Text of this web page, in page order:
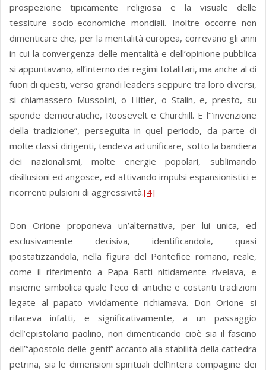
prospezione tipicamente religiosa e la visuale delle
tessiture socio-economiche mondiali. Inoltre occorre non
dimenticare che, per la mentalità europea, correvano gli anni
in cui la convergenza delle mentalità e dell’opinione pubblica
si appuntavano, all’interno dei regimi totalitari, ma anche al di
fuori di questi, verso grandi leaders seppure tra loro diversi,
si chiamassero Mussolini, o Hitler, o Stalin, e, presto, su
sponde democratiche, Roosevelt e Churchill. E l’“invenzione
della tradizione”, perseguita in quel periodo, da parte di
molte classi dirigenti, tendeva ad unificare, sotto la bandiera
dei nazionalismi, molte energie popolari, sublimando
disillusioni ed angosce, ed attivando impulsi espansionistici e
ricorrenti pulsioni di aggressività.[4]
Don Orione proponeva un’alternativa, per lui unica, ed
esclusivamente decisiva, identificandola, quasi
ipostatizzandola, nella figura del Pontefice romano, reale,
come il riferimento a Papa Ratti nitidamente rivelava, e
insieme simbolica quale l’eco di antiche e costanti tradizioni
legate al papato vividamente richiamava. Don Orione si
rifaceva infatti, e significativamente, a un passaggio
dell’epistolario paolino, non dimenticando cioè sia il fascino
dell’“a­postolo delle genti” accanto alla stabilità della cattedra
petrina, sia le dimensioni spirituali dell’intera compagine dei